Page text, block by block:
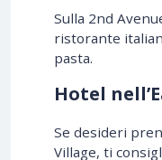
Sulla 2nd
ristorante
pasta.
Hotel
Se desideri
Village, ti